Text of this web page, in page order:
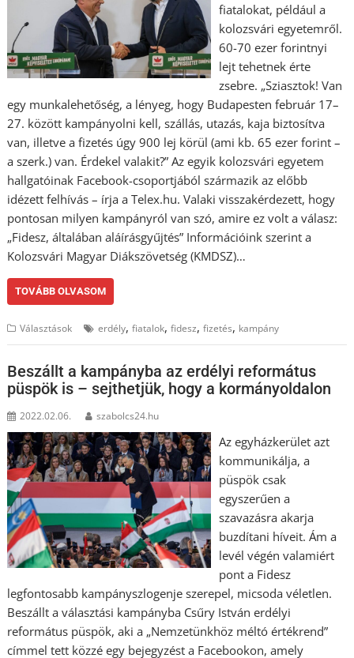
fiatalokat, például a
kolozsvári egyetemről.
60-70 ezer forintnyi
lejt tehetnek érte
zsebre. „Sziasztok! Van
egy munkalehetőség, a lényeg, hogy Budapesten február 17–
27. között kampányolni kell, szállás, utazás, kaja biztosítva
van, illetve a fizetés úgy 900 lej körül (ami kb. 65 ezer forint –
a szerk.) van. Érdekel valakit?” Az egyik kolozsvári egyetem
hallgatóinak Facebook-csoportjából származik az előbb
idézett felhívás – írja a Telex.hu. Valaki visszakérdezett, hogy
pontosan milyen kampányról van szó, amire ez volt a válasz:
„Fidesz, általában aláírásgyűjtés” Információink szerint a
Kolozsvári Magyar Diákszövetség (KMDSZ)…
TOVÁBB OLVASOM
Választások erdély,fiatalok,fidesz,fizetés, kampány
Beszállt a kampányba az erdélyi református
püspök is – sejthetjük, hogy a kormányoldalon
2022.02.06. szabolcs24.hu
Az egyházkerület azt
kommunikálja, a
püspök csak
egyszerűen a
szavazásra akarja
buzdítani híveit. Ám a
levél végén valamiért
pont a Fidesz
legfontosabb kampányszlogenje szerepel, micsoda véletlen.
Beszállt a választási kampányba Csűry István erdélyi
református püspök, aki a „Nemzetünkhöz méltó értékrend”
címmel tett közzé egy bejegyzést a Facebookon, amely